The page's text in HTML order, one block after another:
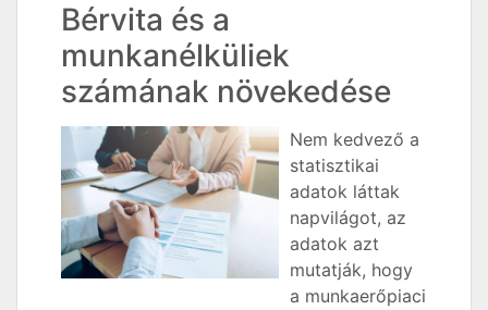
Bérvita és a
munkanélküliek
számának növekedése
Nem kedvező a
statisztikai
adatok láttak
napvilágot, az
adatok azt
mutatják, hogy
a munkaerőpiaci